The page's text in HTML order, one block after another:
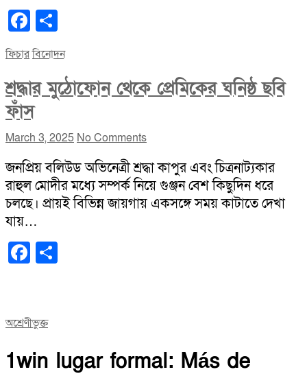
Facebook
ফিচারবিনোদন
শ্রদ্ধার মুঠোফোন থেকে প্রেমিকের ঘনিষ্ঠ ছবি
ফাঁস
March 3, 2025 No Comments
জনপ্রিয় বলিউড অভিনেত্রী শ্রদ্ধা কাপুর এবং চিত্রনাট্যকার
রাহুল মোদীর মধ্যে সম্পর্ক নিয়ে গুঞ্জন বেশ কিছুদিন ধরে
চলছে। প্রায়ই বিভিন্ন জায়গায় একসঙ্গে সময় কাটাতে দেখা
যায়…
Facebook
অশ্রেণীভুক্ত
1win lugar formal: Más de